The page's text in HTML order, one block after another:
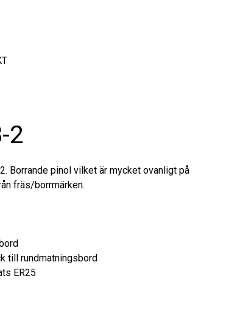
2
Borrande pinol vilket är mycket ovanligt på
fräs/borrmärken.
till rundmatningsbord
ER25